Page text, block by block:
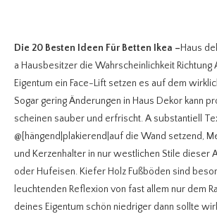
Die 20 Besten Ideen Für Betten Ikea –Haus
a Hausbesitzer die Wahrscheinlichkeit Richtung
Eigentum ein Face-Lift setzen es auf dem
Sogar gering Änderungen in Haus Dekor kann
scheinen sauber und erfrischt. A substantiell
@[hängend|plakierend|auf die Wand setzend,
und Kerzenhalter in nur westlichen Stile dieser
oder Hufeisen. Kiefer Holz Fußböden sind
leuchtenden Reflexion von fast allem nur dem
deines Eigentum schön niedriger dann sollte